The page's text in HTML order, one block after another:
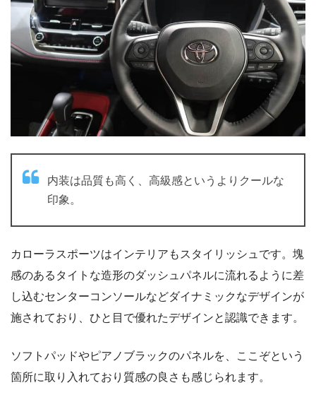
内装は品質も高く、高級感というよりクールな
印象。
カローラスポーツはインテリアもスタイリッシュです。塊
感のあるタイトな造形のダッシュパネルに流れるように差
し込むセンターコンソールなどダイナミックなデザインが
施されており、ひと目で優れたデザインと認識できます。
ソフトパッドやピアノブラックのパネルを、ここぞという
箇所に取り入れており質感の良さも感じられます。